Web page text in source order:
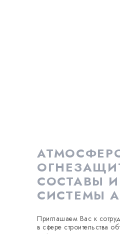
СОСТАВЫ И
СИСТЕМЫ
Приглашаем Вас к
в сфере строительства